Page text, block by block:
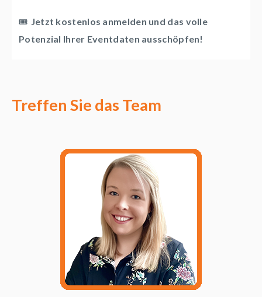
🎟️ Jetzt kostenlos anmelden und das volle
Potenzial Ihrer Eventdaten ausschöpfen!
Treffen Sie das Team